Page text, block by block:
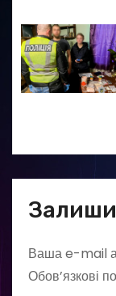
Ваша e-mail
Обов’язкові